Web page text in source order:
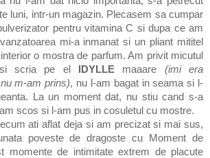
luni, intr-un magazin. Plecasem sa cumpar
pentru vitamina C si dupa ce am
mi-a inmanat si un pliant mititel
o mostra de parfum. Am privit micutul
scria pe el
IDYLLE maaare (imi era
m-am prins), nu l-am bagat in seama si l-
La un moment dat, nu stiu cand s-a
scos si l-am pus in cosuletul cu mostre.
ati aflat deja si am precizat si mai sus,
poveste de dragoste cu Moment de
momente de intimitate extrem de placute